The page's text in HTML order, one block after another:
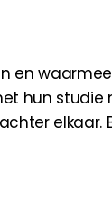
en
hun studie
elkaar.